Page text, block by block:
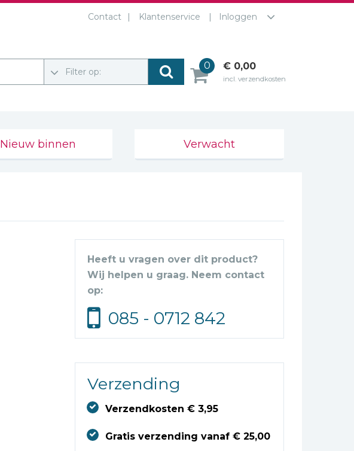
Contact Klantenservice Inloggen
Filter op:
0 € 0,00
incl. verzendkosten
Nieuw binnen Verwacht
Heeft u vragen over dit product?
Wij helpen u graag. Neem contact
op:
085 - 0712 842
Verzending
Verzendkosten € 3,95
Gratis verzending vanaf € 25,00